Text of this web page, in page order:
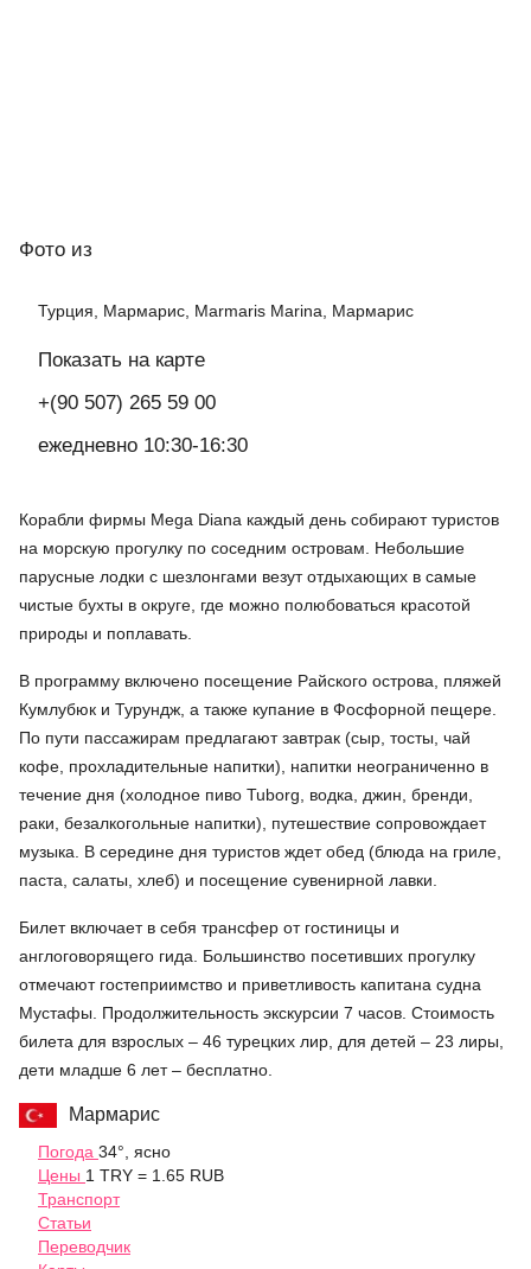
Фото из
Турция, Мармарис, Marmaris Marina, Мармарис
Показать на карте
+(90 507) 265 59 00
ежедневно 10:30-16:30
Корабли фирмы Mega Diana каждый день собирают туристов
на морскую прогулку по соседним островам. Небольшие
парусные лодки с шезлонгами везут отдыхающих в самые
чистые бухты в округе, где можно полюбоваться красотой
природы и поплавать.
В программу включено посещение Райского острова, пляжей
Кумлубюк и Турундж, а также купание в Фосфорной пещере.
По пути пассажирам предлагают завтрак (сыр, тосты, чай
кофе, прохладительные напитки), напитки неограниченно в
течение дня (холодное пиво Tuborg, водка, джин, бренди,
раки, безалкогольные напитки), путешествие сопровождает
музыка. В середине дня туристов ждет обед (блюда на гриле,
паста, салаты, хлеб) и посещение сувенирной лавки.
Билет включает в себя трансфер от гостиницы и
англоговорящего гида. Большинство посетивших прогулку
отмечают гостеприимство и приветливость капитана судна
Мустафы. Продолжительность экскурсии 7 часов. Стоимость
билета для взрослых – 46 турецких лир, для детей – 23 лиры,
дети младше 6 лет – бесплатно.
Мармарис
Погода 34°, ясно
Цены 1 TRY = 1.65 RUB
Транспорт
Статьи
Переводчик